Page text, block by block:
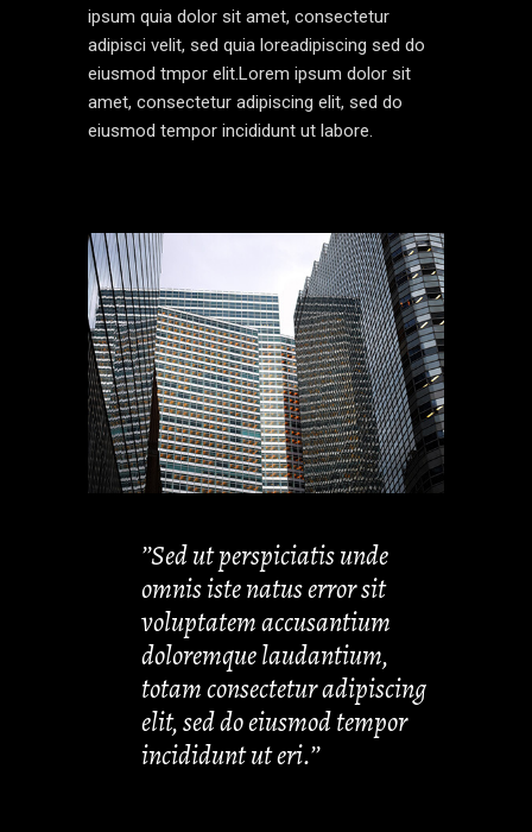
ipsum quia dolor sit amet, consectetur
adipisci velit, sed quia loreadipiscing sed do
eiusmod tmpor elit.Lorem ipsum dolor sit
amet, consectetur adipiscing elit, sed do
eiusmod tempor incididunt ut labore.
’’Sed ut perspiciatis unde
omnis iste natus error sit
voluptatem accusantium
doloremque laudantium,
totam consectetur adipiscing
elit, sed do eiusmod tempor
incididunt ut eri.’’